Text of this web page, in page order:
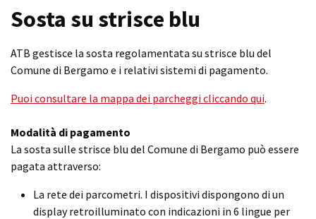
Sosta su strisce blu
ATB gestisce la sosta regolamentata su strisce blu del
Comune di Bergamo e i relativi sistemi di pagamento.
Puoi consultare la mappa dei parcheggi cliccando qui.
Modalità di pagamento
La sosta sulle strisce blu del Comune di Bergamo può essere
pagata attraverso:
La rete dei parcometri. I dispositivi dispongono di un
display retroilluminato con indicazioni in 6 lingue per